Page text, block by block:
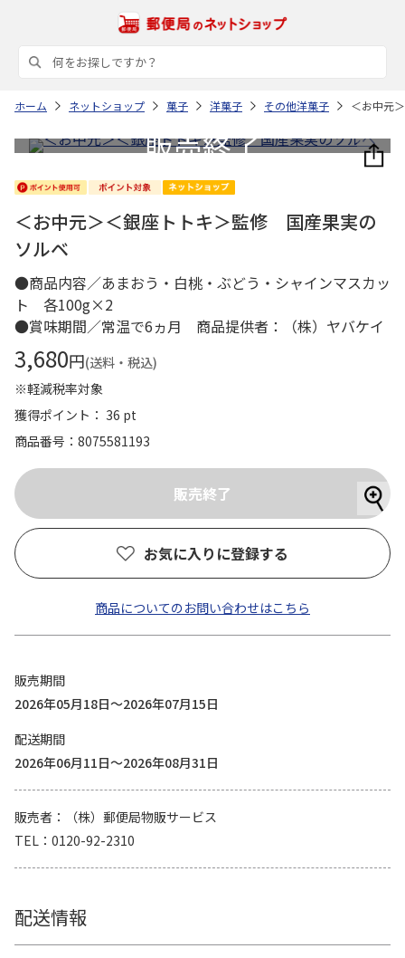
ホーム ネットショップ 菓子 洋菓子 その他洋菓子 ＜お中元
＜お中元＞＜銀座トトキ＞監修 国産果実の
ソルベ
●商品内容／あまおう・白桃・ぶどう・シャインマスカッ
ト 各100g×2
●賞味期間／常温で6ヵ月 商品提供者：（株）ヤバケイ
3,680円(送料・税込)
※軽減税率対象
獲得ポイント： 36 pt
商品番号
8075581193
お気に入りに登録する
商品についてのお問い合わせはこちら
販売期間
2026年05月18日～2026年07月15日
配送期間
2026年06月11日～2026年08月31日
販売者
（株）郵便局物販サービス
TEL
0120-92-2310
配送情報